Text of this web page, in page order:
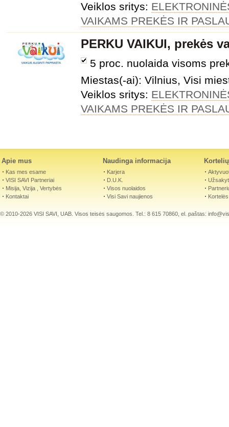
Veiklos sritys:
VAIKAMS PREKĖS IR
PERKU VAIKUI, prekės
5 proc. nuolaida visoms
Miestas(-ai): Vilnius, Visi
Veiklos sritys:
VAIKAMS PREKĖS IR
Apie mus
Kas mes esame
VISI SAVI Partneriai
Misija, Vizija , Vertybės
Kontaktai
Naudinga informacija
Karjera
D.U.K.
Visos nuolaidos
Visi Savi naujienos
© 2010-2026 VISI SAVI, UAB. Visos teisės saugomos. Tel.: 8 615 70860, el. paštas: